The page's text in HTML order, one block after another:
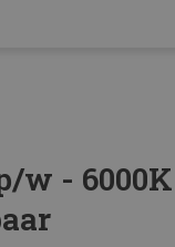
w -